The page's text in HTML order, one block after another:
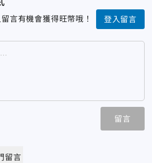
言有機會獲得旺幣哦！ 登入留言
留言
留言